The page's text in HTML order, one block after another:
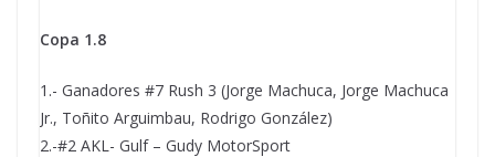
Copa 1.8
1.- Ganadores #7 Rush 3 (Jorge Machuca, Jorge Machuca
Jr., Toñito Arguimbau, Rodrigo González)
2.-#2 AKL- Gulf – Gudy MotorSport